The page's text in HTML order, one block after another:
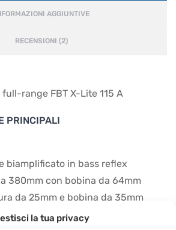
la tua privacy
AGGIUNTIVE
RECENSIONI (2)
range FBT X-Lite 115 A
PRINCIPALI
biamplificato in bass reflex
380mm con bobina da 64mm
da 25mm e bobina da 35mm